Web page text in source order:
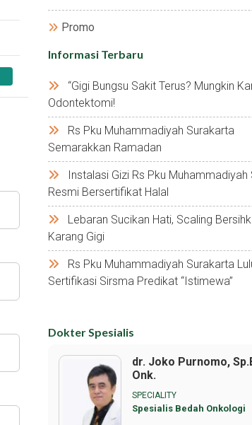
Promo
Informasi Terbaru
“gigi Bungsu Sakit Terus? Mungkin
Odontektomi!
Rs Pku Muhammadiyah Surakarta
Semarakkan Ramadan
Instalasi Gizi Rs Pku Muhammadiyah
Resmi Bersertifikat Halal
Lebaran Sucikan Hati, Scaling
Karang Gigi
Rs Pku Muhammadiyah Surakarta
Sertifikasi Sirsma Predikat “istimewa”
Dokter Spesialis
dr. Joko Purnomo,
Onk.
SPECIALITY
Spesialis Bedah Onkologi